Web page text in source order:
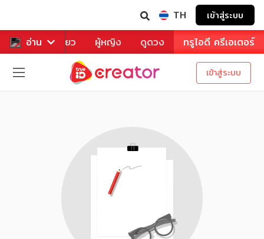
TH เข้าสู่ระบบ
อ่าน
หาร ท่องเที่ยว ผู้หญิง ดูดวง ทรูไอดี ครีเอเตอร์
เข้าสู่ระบบ